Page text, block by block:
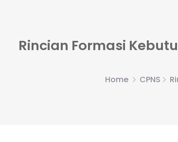
Rincian Formasi
Home CPNS